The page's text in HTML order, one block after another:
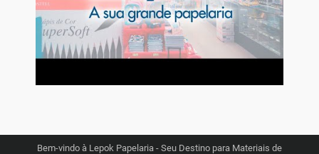
Bem-vindo à Lepok Papelaria - Seu Destino para Materiais de